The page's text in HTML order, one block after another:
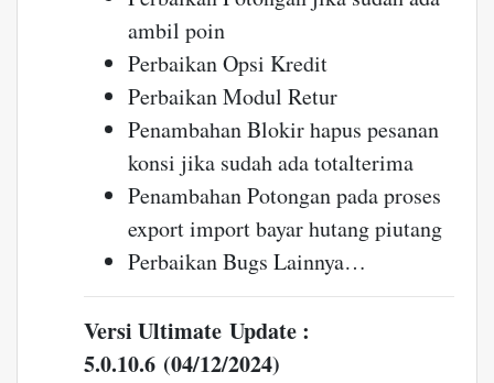
ambil poin
Perbaikan Opsi Kredit
Perbaikan Modul Retur
Penambahan Blokir hapus pesanan
konsi jika sudah ada totalterima
Penambahan Potongan pada proses
export import bayar hutang piutang
Perbaikan Bugs Lainnya…
Versi Ultimate Update :
5.0.10.6 (04/12/2024)